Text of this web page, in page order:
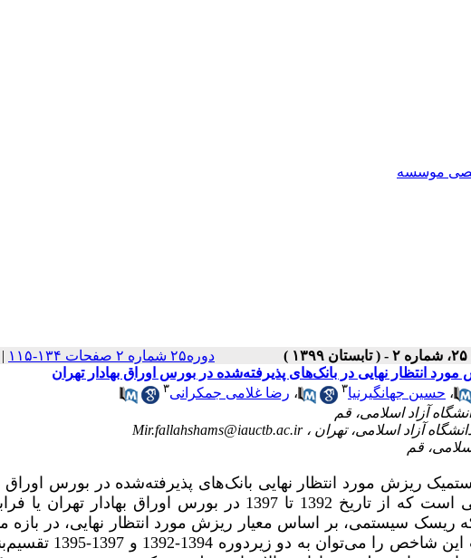
موسسه
دوره۲۵ شماره ۲ صفحات ۱۳۴-۱۱۵ |
انتظار نهایی در بانک‌های پذیرفته‌شده در بورس اوراق بهادار تهران
، حسین جهانگیرنیا۳ ، رضا غلامی جمکرانی۳
Mir.fallahshams@iauctb.ac.ir
ریزش مورد انتظار نهایی بانک‌های پذیرفته‌شده در بورس اوراق
است. جامعه پژوهش 15 بانک از بین بانک‌هایی است که از تاریخ 1392 تا 1397 در بورس اوراق
که ریسک سیستمی، بر اساس معیار ریزش مورد انتظار نهایی، در بازه
روند نزولی را طی می‌کند. با این حال، تحولات